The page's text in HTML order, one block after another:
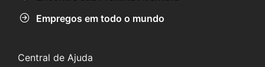
Empregos em todo o mundo
Central de Ajuda